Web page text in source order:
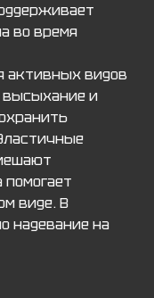
во время
активных видов
высыхание и
виде. В
надевание на